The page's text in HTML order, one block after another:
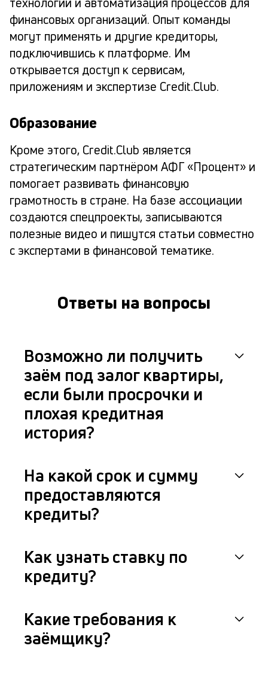
финансовых организаций. Опыт команды
могут применять и другие кредиторы,
подключившись к платформе. Им
открывается доступ к сервисам,
приложениям и экспертизе Credit.Club.
Образование
Кроме этого, Credit.Club является
стратегическим партнёром АФГ «Процент» и
помогает развивать финансовую
грамотность в стране. На базе ассоциации
создаются спецпроекты, записываются
полезные видео и пишутся статьи совместно
с экспертами в финансовой тематике.
Ответы на вопросы
Возможно ли получить
заём под залог квартиры,
если были просрочки и
плохая кредитная
история?
На какой срок и сумму
предоставляются
кредиты?
Как узнать ставку по
кредиту?
Какие требования к
заёмщику?